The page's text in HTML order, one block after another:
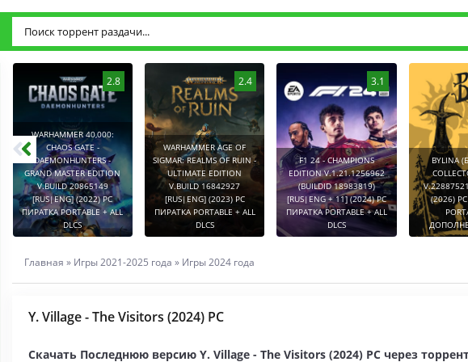
2.8
WARHAMMER 40,000:
CHAOS GATE -
DAEMONHUNTERS -
GRAND MASTER EDITION
V.BUILD 20865149
[RUS|ENG] (2022) PC
ПИРАТКА PORTABLE + ALL
DLCS
2.4
WARHAMMER AGE OF
SIGMAR: REALMS OF RUIN -
ULTIMATE EDITION
V.BUILD 16842927
[RUS|ENG] (2023) PC
ПИРАТКА PORTABLE + ALL
DLCS
3.1
F1 24 - CHAMPIONS
EDITION V.1.21.1256962
(BUILDID 18983819)
[RUS|ENG + 11] (2024) PC
ПИРАТКА PORTABLE + ALL
DLCS
BYLINA
(2026)
Главная » Игры 2021-2025 года » Игры 2024 года
Y. Village - The Visitors (2024) PC
Скачать Последнюю версию Y. Village - The Visitors (2024) PC через